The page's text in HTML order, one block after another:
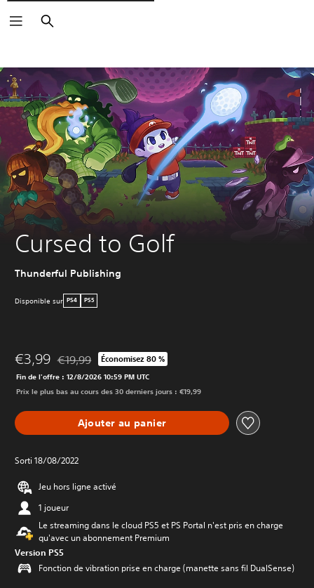
Rechercher
Cursed to Golf
Thunderful Publishing
Disponible sur PS4 PS5
€3,99 Remise par rapport au prix d'origine de €19,99
€19,99 Économisez 80 %
Fin de l'offre : 12/8/2026 10:59 PM UTC
Prix le plus bas au cours des 30 derniers jours : €19,99
Ajouter au panier
Sorti 18/08/2022
Jeu hors ligne activé
1 joueur
Le streaming dans le cloud PS5 et PS Portal n'est pris en charge
qu'avec un abonnement Premium
Version PS5
Fonction de vibration prise en charge (manette sans fil DualSense)